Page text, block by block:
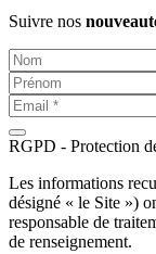
Suivre nos
RGPD - Protection
Les informations
désigné « le Site »)
responsable de
de renseignement.